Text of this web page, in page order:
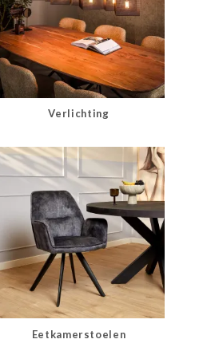
Verlichting
Eetkamerstoelen